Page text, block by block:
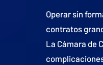
Operar sin
contratos
La Cámara de